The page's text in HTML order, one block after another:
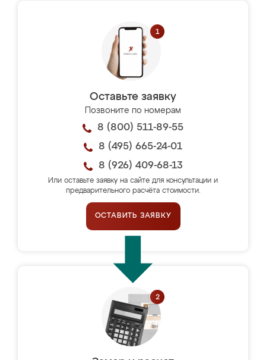
Оставьте заявку
Позвоните по номерам
8 (800) 511-89-55
8 (495) 665-24-01
8 (926) 409-68-13
Или оставьте заявку на сайте для консультации и
предварительного расчёта стоимости.
ОСТАВИТЬ ЗАЯВКУ